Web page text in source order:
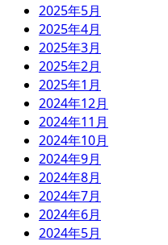
2025年5月
2025年4月
2025年3月
2025年2月
2025年1月
2024年12月
2024年11月
2024年10月
2024年9月
2024年8月
2024年7月
2024年6月
2024年5月